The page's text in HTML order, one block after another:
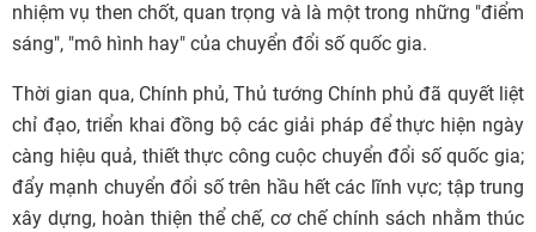
nhiệm vụ then chốt, quan trọng và là một trong những "điểm
sáng", "mô hình hay" của chuyển đổi số quốc gia.
Thời gian qua, Chính phủ, Thủ tướng Chính phủ đã quyết liệt
chỉ đạo, triển khai đồng bộ các giải pháp để thực hiện ngày
càng hiệu quả, thiết thực công cuộc chuyển đổi số quốc gia;
đẩy mạnh chuyển đổi số trên hầu hết các lĩnh vực; tập trung
xây dựng, hoàn thiện thể chế, cơ chế chính sách nhằm thúc